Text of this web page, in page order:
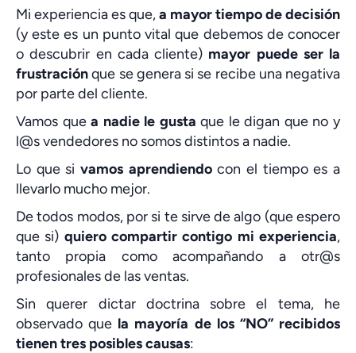
Mi experiencia es que,a mayor tiempo de decisión
(y este es un punto vital que debemos de conocer
o descubrir en cada cliente) mayor puede ser la
frustraciónque se genera si se recibe una negativa
por parte del cliente.
Vamos quea nadie le gusta que le digan que no y
l@s vendedores no somos distintos a nadie.
Lo que si vamos aprendiendocon el tiempo es a
llevarlo mucho mejor.
De todos modos, por si te sirve de algo (que espero
que si) quiero compartir contigo mi experiencia,
tanto propia como acompañando a otr@s
profesionales de las ventas.
Sin querer dictar doctrina sobre el tema, he
observado que la mayoría de los “NO” recibidos
tienen tres posibles causas: